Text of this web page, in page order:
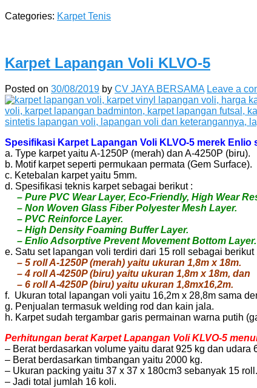
Categories: Karpet Tenis
Karpet Lapangan Voli KLVO-5
Posted on 30/08/2019 by CV JAYA BERSAMA Leave a
Spesifikasi Karpet Lapangan Voli KLVO-5 merek Enlio
a. Type karpet yaitu A-1250P (merah) dan A-4250P (biru).
b. Motif karpet seperti permukaan permata (Gem Surface).
c. Ketebalan karpet yaitu 5mm.
d. Spesifikasi teknis karpet sebagai berikut :
– Pure PVC Wear Layer, Eco-Friendly, High Wear
– Non Woven Glass Fiber Polyester Mesh Layer.
– PVC Reinforce Layer.
– High Density Foaming Buffer Layer.
– Enlio Adsorptive Prevent Movement Bottom Layer.
e. Satu set lapangan voli terdiri dari 15 roll sebagai berikut
– 5 roll A-1250P (merah) yaitu ukuran 1,8m x 18m.
– 4 roll A-4250P (biru) yaitu ukuran 1,8m x 18m, dan
– 6 roll A-4250P (biru) yaitu ukuran 1,8mx16,2m.
f. Ukuran total lapangan voli yaitu 16,2m x 28,8m sama
g. Penjualan termasuk welding rod dan kain jala.
h. Karpet sudah tergambar garis permainan warna putih
Perhitungan berat Karpet Lapangan Voli KLVO-5
– Berat berdasarkan volume yaitu darat 925 kg dan udara
– Berat berdasarkan timbangan yaitu 2000 kg.
– Ukuran packing yaitu 37 x 37 x 180cm3 sebanyak 15 roll.
– Jadi total jumlah 16 koli.